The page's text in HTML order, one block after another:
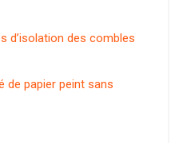
d’isolation des combles
de papier peint sans